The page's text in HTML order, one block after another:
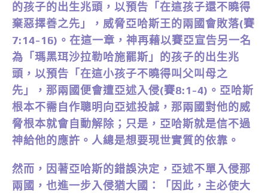
的孩子的出生兆頭，以預告「在這孩子還不曉得
棄惡擇善之先」，威脅亞哈斯王的兩國會敗落(賽
7:14-16)。在這一章，神再藉以賽亞宣告另一名
為「瑪黑珥沙拉勒哈施罷斯」的孩子的出生兆
頭，以預告「在這小孩子不曉得叫父叫母之
先」，那兩國便會遭亞述入侵(賽8:1-4)。亞哈斯
根本不需自作聰明向亞述投誠，那兩國對他的威
脅根本就會自動解除；只是，亞哈斯就是信不過
神給他的應許。人總是想要現世實質的依靠。
然而，因著亞哈斯的錯誤決定，亞述不單入侵那
兩國，也進一步入侵猶大國：「因此，主必使大